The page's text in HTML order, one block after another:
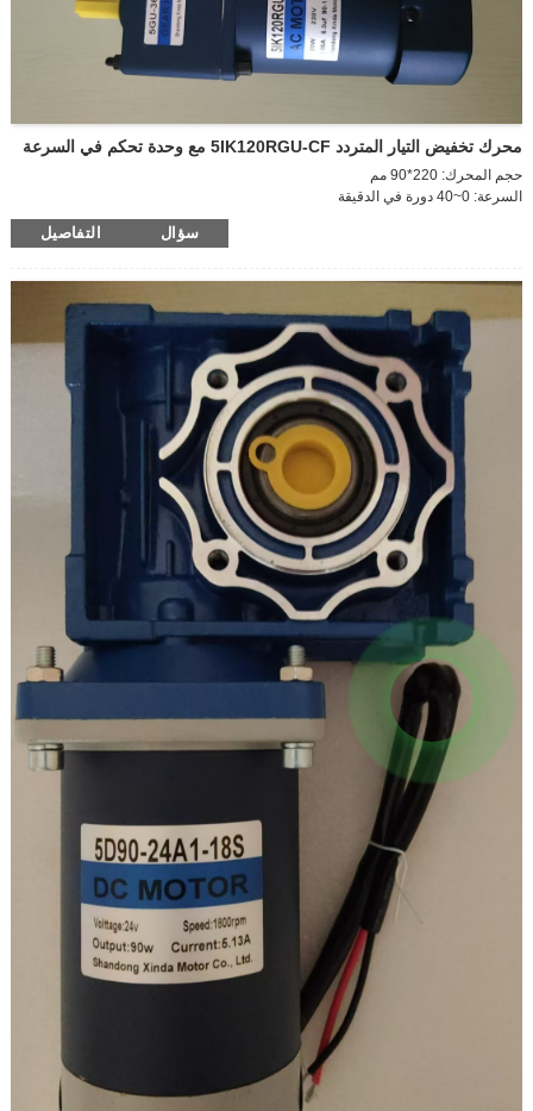
محرك تخفيض التيار المتردد 5IK120RGU-CF مع وحدة تحكم في السرعة
حجم المحرك: 220*90 مم
السرعة: 0~40 دورة في الدقيقة
سرعة العمود: 0~40 دورة في الدقيقة
عزم الدوران الأقصى: 180 كجم.سم
حجم العمود الخارجي: 30*15 مم
تنظيم السرعة:قابلة للتنظيم
الدوران قابل للعكس: نعم
سؤال التفاصيل